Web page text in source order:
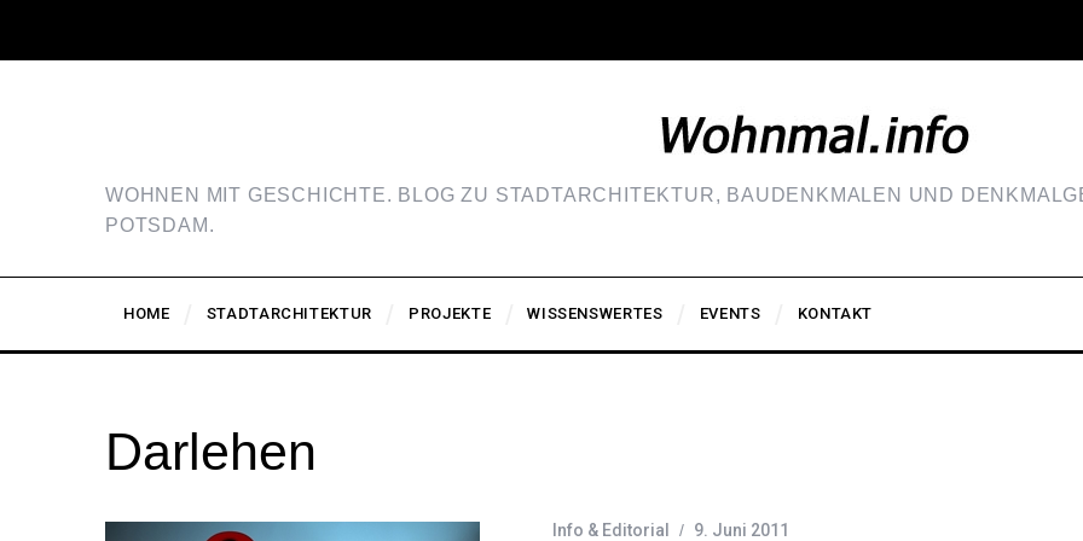
WOHNEN MIT GESCHICHTE. BLOG ZU STADTARCHITEKTUR, BAUDENKMALEN UND
POTSDAM.
HOME STADTARCHITEKTUR PROJEKTE WISSENSWERTES EVENTS KONTAKT
Darlehen
Info & Editorial 9. Juni 2011